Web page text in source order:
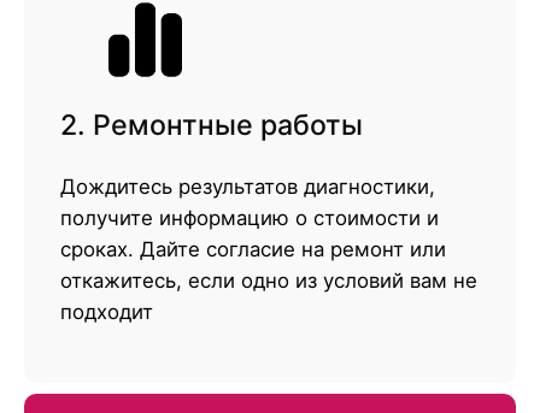
2. Ремонтные работы
Дождитесь результатов диагностики,
получите информацию о стоимости и
сроках. Дайте согласие на ремонт или
откажитесь, если одно из условий вам не
подходит